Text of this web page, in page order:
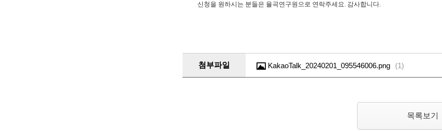
신청을 원하시는 분들은 율곡연구원으로 연락주세요. 감사합니다.
첨부파일 KakaoTalk_20240201_095546006.png (1)
목록보기